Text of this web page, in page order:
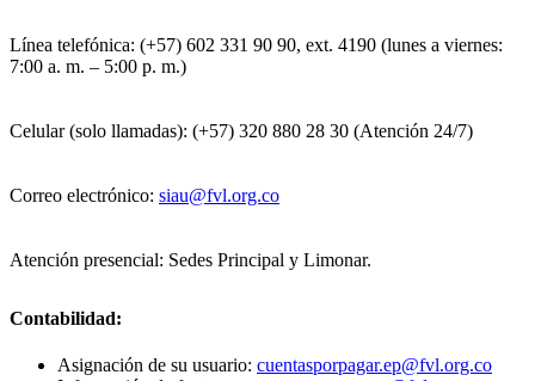
Línea telefónica: (+57) 602 331 90 90, ext. 4190 (lunes a viernes:
7:00 a. m. – 5:00 p. m.)
Celular (solo llamadas): (+57) 320 880 28 30 (Atención 24/7)
Correo electrónico: siau@fvl.org.co
Atención presencial: Sedes Principal y Limonar.
Contabilidad:
Asignación de su usuario: cuentasporpagar.ep@fvl.org.co